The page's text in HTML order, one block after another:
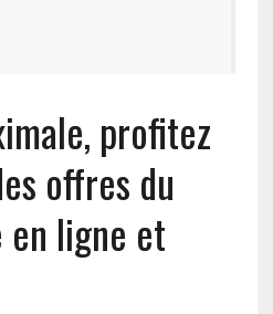
profitez
offres du
en ligne et